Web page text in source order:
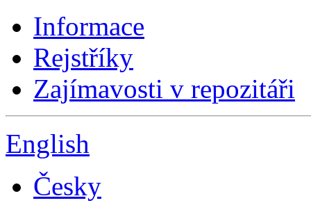
Informace
Rejstříky
Zajímavosti v repozitáři
English
Česky